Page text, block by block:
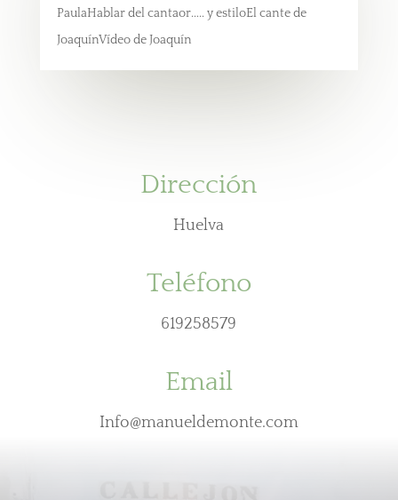
PaulaHablar del cantaor..... y estiloEl cante de
JoaquínVídeo de Joaquín
Dirección
Huelva
Teléfono
619258579
Email
Info@manueldemonte.com